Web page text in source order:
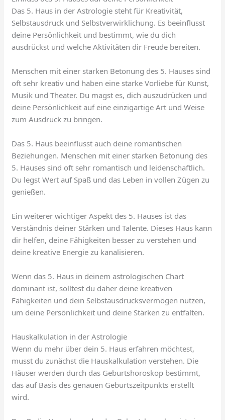
Das 5. Haus in der Astrologie steht für Kreativität,
Selbstausdruck und Selbstverwirklichung. Es beeinflusst
deine Persönlichkeit und bestimmt, wie du dich
ausdrückst und welche Aktivitäten dir Freude bereiten.
Menschen mit einer starken Betonung des 5. Hauses sind
oft sehr kreativ und haben eine starke Vorliebe für Kunst,
Musik und Theater. Du magst es, dich auszudrücken und
deine Persönlichkeit auf eine einzigartige Art und Weise
zum Ausdruck zu bringen.
Das 5. Haus beeinflusst auch deine romantischen
Beziehungen. Menschen mit einer starken Betonung des
5. Hauses sind oft sehr romantisch und leidenschaftlich.
Du legst Wert auf Spaß und das Leben in vollen Zügen zu
genießen.
Ein weiterer wichtiger Aspekt des 5. Hauses ist das
Verständnis deiner Stärken und Talente. Dieses Haus kann
dir helfen, deine Fähigkeiten besser zu verstehen und
deine kreative Energie zu kanalisieren.
Wenn das 5. Haus in deinem astrologischen Chart
dominant ist, solltest du daher deine kreativen
Fähigkeiten und dein Selbstausdrucksvermögen nutzen,
um deine Persönlichkeit und deine Stärken zu entfalten.
Hauskalkulation in der Astrologie
Wenn du mehr über dein 5. Haus erfahren möchtest,
musst du zunächst die Hauskalkulation verstehen. Die
Häuser werden durch das Geburtshoroskop bestimmt,
das auf Basis des genauen Geburtszeitpunkts erstellt
wird.